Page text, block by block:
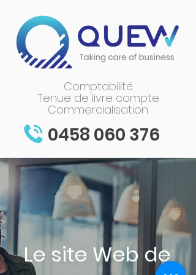
Comptabilité
Tenue de livre compte
Commercialisation
0458 060 376
Le site Web de